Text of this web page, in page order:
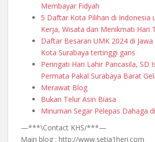
Membayar Fidyah
5 Daftar Kota Pilihan di Indonesia
Kerja, Wisata dan Menikmati Hari
Daftar Besaran UMK 2024 di
Kota Surabaya tertinggi gans
Peringati Hari Lahir Pancasila, SD
Permata Pakal Surabaya Barat
Merawat Blog
Bukan Telur Asin Biasa
Minuman Segar Pelepas Dahaga
—***\Contact KHS/***—
Main blog : http://www.setia1heri.com